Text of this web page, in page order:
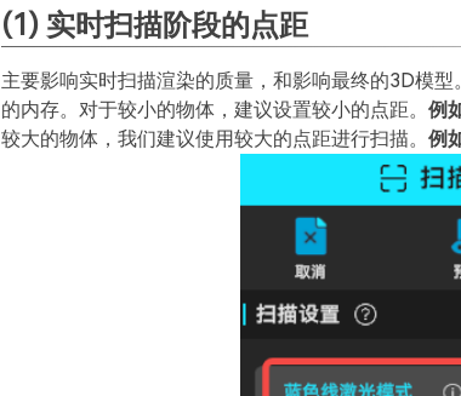
(1) 实时扫描阶段的点距
主要影响实时扫描渲染的质量，和影响最终的3D模
的内存。对于较小的物体，建议设置较小的点距。 例
较大的物体，我们建议使用较大的点距进行扫描。 例